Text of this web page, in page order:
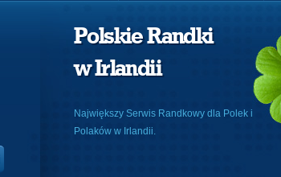
Polskie Randki
w Irlandii
Największy Serwis Randkowy dla Polek i
Polaków w Irlandii.